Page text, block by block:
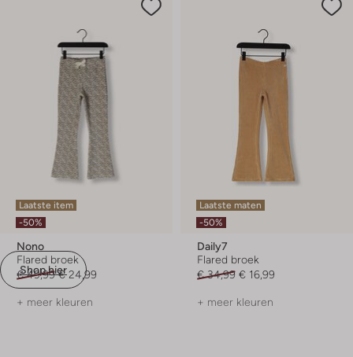
Shop hier
Laatste item
-50%
Nono
Flared broek
€ 49,99 € 24,99
+ meer kleuren
Laatste maten
-50%
Daily7
Flared broek
€ 34,99 € 16,99
+ meer kleuren